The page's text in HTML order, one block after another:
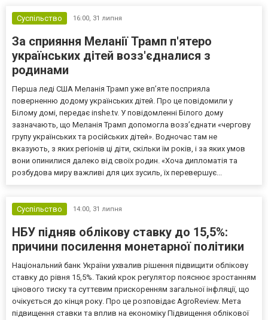
Суспільство 16:00, 31 липня
За сприяння Меланії Трамп п'ятеро
українських дітей возз'єдналися з
родинами
Перша леді США Меланія Трамп уже впʼяте посприяла
поверненню додому українських дітей. Про це повідомили у
Білому домі, передає inshe.tv. У повідомленні Білого дому
зазначають, що Меланія Трамп допомогла возз’єднати «чергову
групу українських та російських дітей». Водночас там не
вказують, з яких регіонів ці діти, скільки їм років, і за яких умов
вони опинилися далеко від своїх родин. «Хоча дипломатія та
розбудова миру важливі для цих зусиль, їх перевершує...
Суспільство 14:00, 31 липня
НБУ підняв облікову ставку до 15,5%:
причини посилення монетарної політики
Національний банк України ухвалив рішення підвищити облікову
ставку до рівня 15,5%. Такий крок регулятор пояснює зростанням
цінового тиску та суттєвим прискоренням загальної інфляції, що
очікується до кінця року. Про це розповідає AgroReview. Мета
підвищення ставки та вплив на економіку Підвищення облікової